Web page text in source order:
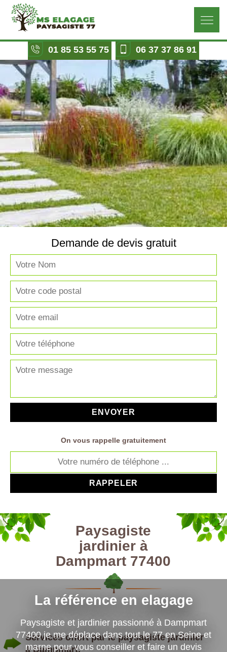
01 85 53 55 75 06 37 37 86 91
La référence en elagage
Paysagiste et jardinier passionné à Dampmart
77400 je me déplace dans tout le 77 en Seine et
marne pour vous conseiller et faire un devis
Demande de devis gratuit
On vous rappelle gratuitement
Paysagiste
jardinier à
Dampmart 77400
Services offert par le paysagiste jardinier
à Dampmart.